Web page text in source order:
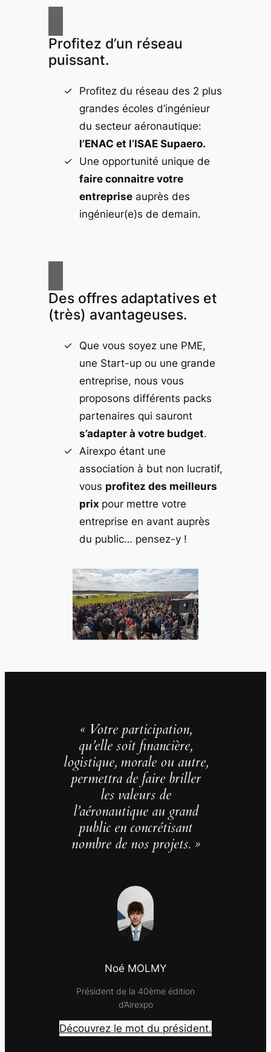
Profitez d’un réseau
puissant.
Profitez du réseau des 2 plus
grandes écoles d’ingénieur
du secteur aéronautique:
l’ENAC et l’ISAE Supaero.
Une opportunité unique de
faire connaitre votre
entrepriseauprès des
ingénieur(e)s de demain.
Des offres adaptatives et
(très) avantageuses.
Que vous soyez une PME,
une Start-up ou une grande
entreprise, nous vous
proposons différents packs
partenaires qui sauront
s’adapter à votre budget.
Airexpo étant une
association à but non lucratif,
vous profitez des meilleurs
prix pour mettre votre
entreprise en avant auprès
du public… pensez-y !
« Votre participation,
qu’elle soit financière,
logistique, morale ou autre,
permettra de faire briller
les valeurs de
l’aéronautique au grand
public en concrétisant
nombre de nos projets. »
Noé MOLMY
Président de la 40ème édition
d’Airexpo
Découvrez le mot du président.